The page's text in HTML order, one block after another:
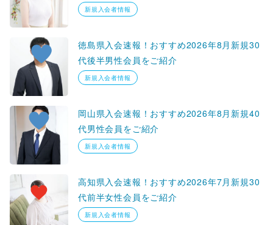
新規入会者情報
徳島県入会速報！おすすめ2026年8月新規30
代後半男性会員をご紹介
新規入会者情報
岡山県入会速報！おすすめ2026年8月新規40
代男性会員をご紹介
新規入会者情報
高知県入会速報！おすすめ2026年7月新規30
代前半女性会員をご紹介
新規入会者情報